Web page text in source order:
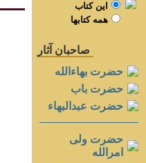
اين کتاب
همه کتابها
صاحبان آثار
حضرت بهاءالله
حضرت باب
حضرت عبدالبهاء
حضرت ولی
امرالله